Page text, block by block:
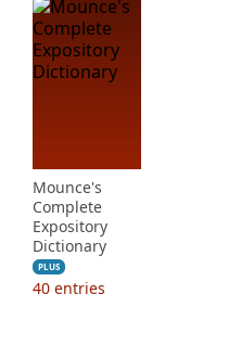
Mounce's
Complete
Expository
Dictionary
PLUS
40 entries